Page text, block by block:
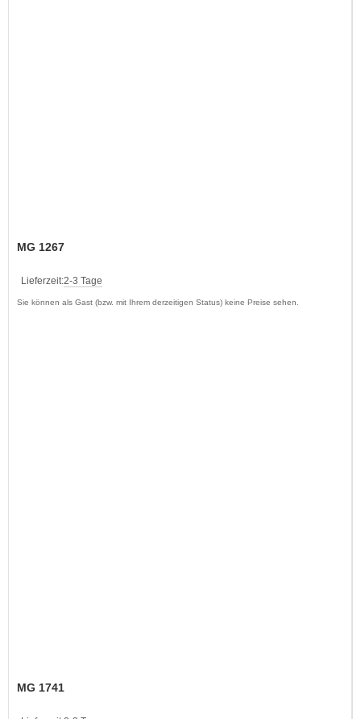
MG 1267
Lieferzeit:2-3 Tage
Sie können als Gast (bzw. mit Ihrem derzeitigen Status) keine Preise sehen.
MG 1741